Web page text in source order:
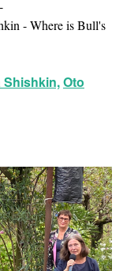
- Where is Bull's
Shishkin,Oto